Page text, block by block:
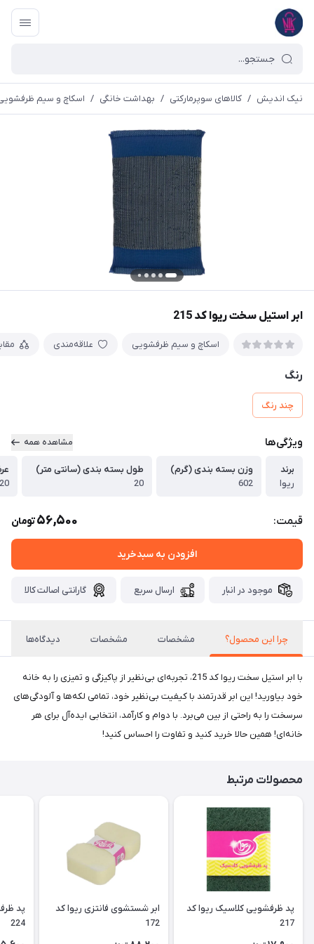
نیک اندیش / کالاهای سوپرمارکتی / بهداشت خانگی / اسکاچ و سیم
ابر استیل سخت ریوا کد 215
اسکاچ و سیم ظرفشویی علاقه‌مندی
رنگ
چند رنگ
ویژگی‌ها مشاهده همه
برند
ریوا
وزن بسته بندی (گرم)
602
طول بسته بندی (سانتی متر)
20
20
قیمت: 56,500تومان
افزودن به سبدخرید
موجود در انبار ارسال سریع گارانتی اصالت کالا
چرا این محصول؟ مشخصات مشخصات دیدگاه‌ها
با ابر استیل سخت ریوا کد 215، تجربه‌ای بی‌نظیر از پاکیزگی و تمیزی را به خانه
خود بیاورید! این ابر قدرتمند با کیفیت بی‌نظیر خود، تمامی لکه‌ها و آلودگی‌های
سرسخت را به راحتی از بین می‌برد. با دوام و کارآمد، انتخابی ایده‌آل برای هر
خانه‌ای! همین حالا خرید کنید و تفاوت را احساس کنید!
محصولات مرتبط
پد ظرفشویی کلاسیک ریوا کد
217
ابر شستشوی فانتزی ریوا کد
172
پد
224